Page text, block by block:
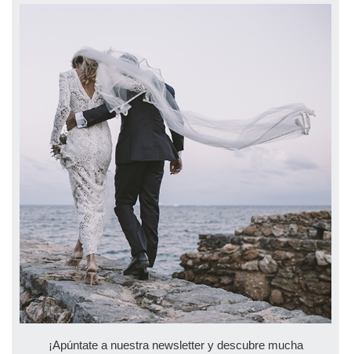
¡Apúntate a nuestra newsletter y descubre mucha